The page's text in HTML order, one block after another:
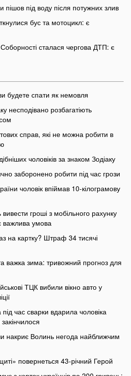
пішов під воду після потужних злив
бус та мотоцикл: є
сталася чергова ДТП: є
будете спати як немовля
несподівано розбагатіють
справ, які не можна робити в
чоловіків за знаком Зодіаку
заборонено робити під час грози
чоловік впіймав 10-кілограмову
вивести гроші з мобільного рахунку
важлива умова
на картку? Штраф 34 тисячі
важка зима: тривожний прогноз для
ТЦК вибили вікно авто у
час сварки вдарила чоловіка
накриє Волинь негода найближчим
повернеться 43-річний Герой